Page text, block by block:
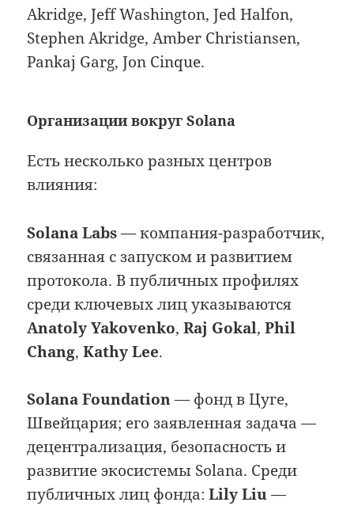
Akridge, Jeff Washington, Jed Halfon,
Stephen Akridge, Amber Christiansen,
Pankaj Garg, Jon Cinque.
Организации вокруг Solana
Есть несколько разных центров
влияния:
Solana Labs— компания-разработчик,
связанная с запуском и развитием
протокола. В публичных профилях
среди ключевых лиц указываются
Anatoly Yakovenko,Raj Gokal,Phil
Chang,Kathy Lee.
Solana Foundation— фонд в Цуге,
Швейцария; его заявленная задача —
децентрализация, безопасность и
развитие экосистемы Solana. Среди
публичных лиц фонда:Lily Liu—